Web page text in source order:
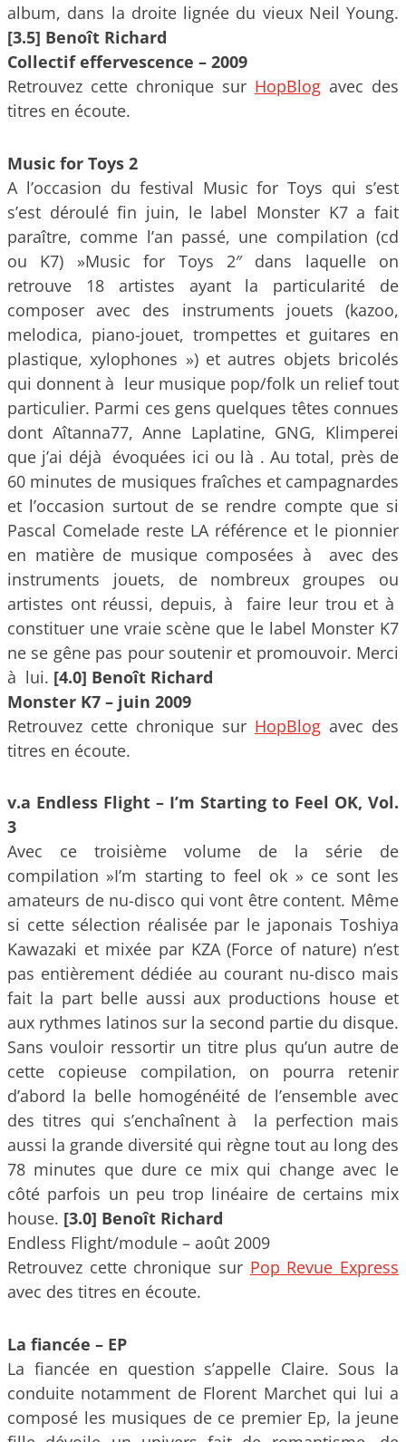
album, dans la droite lignée du vieux Neil Young.
[3.5] Benoît Richard
Collectif effervescence – 2009
Retrouvez cette chronique sur HopBlog avec des
titres en écoute.
Music for Toys 2
A l’occasion du festival Music for Toys qui s’est
s’est déroulé fin juin, le label Monster K7 a fait
paraître, comme l’an passé, une compilation (cd
ou K7) »Music for Toys 2″ dans laquelle on
retrouve 18 artistes ayant la particularité de
composer avec des instruments jouets (kazoo,
melodica, piano-jouet, trompettes et guitares en
plastique, xylophones ») et autres objets bricolés
qui donnent à leur musique pop/folk un relief tout
particulier. Parmi ces gens quelques têtes connues
dont Aîtanna77, Anne Laplatine, GNG, Klimperei
que j’ai déjà évoquées ici ou là . Au total, près de
60 minutes de musiques fraîches et campagnardes
et l’occasion surtout de se rendre compte que si
Pascal Comelade reste LA référence et le pionnier
en matière de musique composées à avec des
instruments jouets, de nombreux groupes ou
artistes ont réussi, depuis, à faire leur trou et à
constituer une vraie scène que le label Monster K7
ne se gêne pas pour soutenir et promouvoir. Merci
à lui. [4.0] Benoît Richard
Monster K7 – juin 2009
Retrouvez cette chronique sur HopBlog avec des
titres en écoute.
v.a Endless Flight – I’m Starting to Feel OK, Vol.
3
Avec ce troisième volume de la série de
compilation »I’m starting to feel ok » ce sont les
amateurs de nu-disco qui vont être content. Même
si cette sélection réalisée par le japonais Toshiya
Kawazaki et mixée par KZA (Force of nature) n’est
pas entièrement dédiée au courant nu-disco mais
fait la part belle aussi aux productions house et
aux rythmes latinos sur la second partie du disque.
Sans vouloir ressortir un titre plus qu’un autre de
cette copieuse compilation, on pourra retenir
d’abord la belle homogénéité de l’ensemble avec
des titres qui s’enchaînent à la perfection mais
aussi la grande diversité qui règne tout au long des
78 minutes que dure ce mix qui change avec le
côté parfois un peu trop linéaire de certains mix
house. [3.0] Benoît Richard
Endless Flight/module – août 2009
Retrouvez cette chronique sur Pop Revue Express
avec des titres en écoute.
La fiancée – EP
La fiancée en question s’appelle Claire. Sous la
conduite notamment de Florent Marchet qui lui a
composé les musiques de ce premier Ep, la jeune